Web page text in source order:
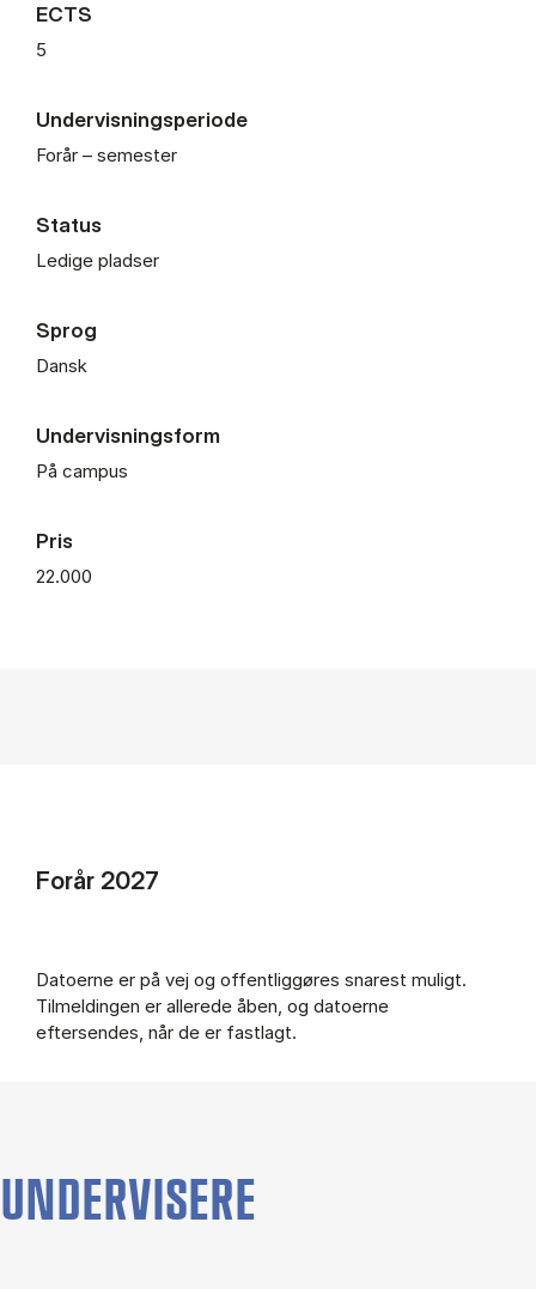
ECTS
5
Undervisningsperiode
Forår – semester
Status
Ledige pladser
Sprog
Dansk
Undervisningsform
På campus
Pris
22.000
Forår 2027
Datoerne er på vej og offentliggøres snarest muligt.
Tilmeldingen er allerede åben, og datoerne
eftersendes, når de er fastlagt.
UNDERVISERE